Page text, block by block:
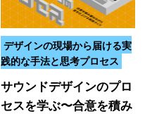
デザインの現場から届ける実
践的な手法と思考プロセス
サウンドデザインのプロ
セスを学ぶ〜合意を積み